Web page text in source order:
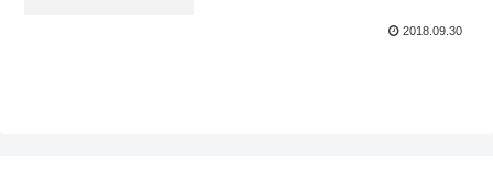
2018.09.30